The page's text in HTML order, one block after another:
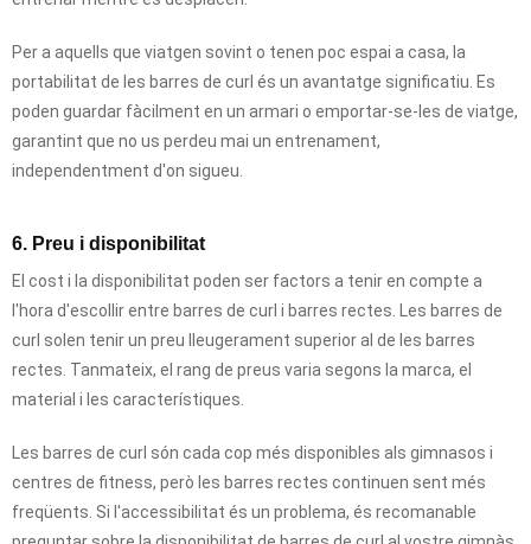
Per a aquells que viatgen sovint o tenen poc espai a casa, la
portabilitat de les barres de curl és un avantatge significatiu. Es
poden guardar fàcilment en un armari o emportar-se-les de viatge,
garantint que no us perdeu mai un entrenament,
independentment d'on sigueu.
6. Preu i disponibilitat
El cost i la disponibilitat poden ser factors a tenir en compte a
l'hora d'escollir entre barres de curl i barres rectes. Les barres de
curl solen tenir un preu lleugerament superior al de les barres
rectes. Tanmateix, el rang de preus varia segons la marca, el
material i les característiques.
Les barres de curl són cada cop més disponibles als gimnasos i
centres de fitness, però les barres rectes continuen sent més
freqüents. Si l'accessibilitat és un problema, és recomanable